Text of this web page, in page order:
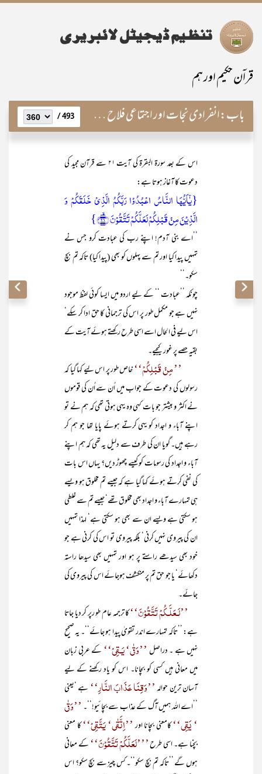
قراۤن حکیم اور ہم
باب:انفرادی نجات اور اجتماعی فلاح کے لیے قرآن کا لائحہ عمل 493 /
اس کے بعد سورۃ البقرۃ کی آیت ۲۱ سے قرآن مجید کی
دعوت کا آغاز ہوتا ہے:
{یٰۤاَیُّہَا النَّاسُ اعۡبُدُوۡا رَبَّکُمُ الَّذِیۡ خَلَقَکُمۡ وَ
الَّذِیۡنَ مِنۡ قَبۡلِکُمۡ لَعَلَّکُمۡ تَتَّقُوۡنَ ﴿ۙ۲۱﴾}
’’اے بنی آدم! اپنے رب کی عبادت کرو جس نے
تمہیں پیدا کیا اور تم سے پہلوں کو بھی (پیدا کیا) تاکہ تم بچ
سکو۔‘‘
چونکہ ’’عبادت ‘‘ کے لیے اردو میں ایسا کوئی لفظ موجود
نہیں ہے جو مکمل طور پر اس کی ترجمانی کا حق ادا کر سکے‘
اس لیے فی الحال اسے اسی طرح رکھتے ہوئے آیت کے
بقیہ حصے پر غور کیجیے۔
’’ مِنْ قَبْلِکُمْ‘‘خاص طور پر اس لیے کہا گیا کہ
رسولوں کی دعوت کے جواب میں اُن سے اُن کی قوموں
نے اکثر و بیشتر جو بات کہی وہ یہی ہوتی تھی کہ ہم نے تو
اپنے آباء و اجداد کو یہی کرتے ہوئے پایا تھا جو ہم کر
رہے ہیں۔ گویا ان کی طرف سے دلیل یہ تھی کہ ہم اپنے
آباء و اجداد کی رسومات کو کیسے چھوڑ دیں؟ یہاں اس بات
کی نفی کرتے ہوئے کہا گیا ہے کہ جیسے تم مخلوق ہو ویسے
ہی تمہارے آباء و اجداد بھی مخلوق تھے‘ جیسے تم سے غلطی
ہو سکتی ہے ویسے ان سے بھی ہو سکتی ہے‘ لہذا تمہیں
ان کی پیروی نہیں کرنی‘ بلکہ پیروی تو اس کی کرنی ہے جو
خود بھی سیدھے راستے پر ہو اور تمہیں بھی سیدھا راستہ
دکھائے‘ یا جو حق تم پر منکشف ہوجائے اس کی پیروی کی
جائے۔
’’لَـعَلَّـکُمْ تَتَّقُوْنَ‘‘کا ترجمہ عام طو رپر کر دیا جاتا
ہے: ’’تاکہ تمہارے اندر تقویٰ پیدا ہو جائے‘‘۔ یہ صحیح
نہیں ہے ۔ دراصل’’وَقٰی‘ یَـقِیْ‘‘ کے عربی زبان
میں معانی ہیں کسی کو بچانا۔ اس کو یاد رکھنے کے لیے
آسان ترین حوالہ’’وَقِنَا عَذَابَ النَّارِ‘‘ ہے ‘یعنی
’’اے اللہ ہمیں آگ کے عذاب سے بچائیو!‘‘۔’’وَقٰی
‘ یَقِی‘‘کامعنی بچانا اور’’اِتَّقٰی‘ یَتَّقِیْ‘‘کا معنی
بچنا ہے۔ اسی طرح’’’لَعَلَّکُمْ تَتَّقُوْنَ‘‘کے معانی
ہوں گے ’’تاکہ تم بچ سکو‘‘۔ کس چیز سے بچ سکو؟ اس